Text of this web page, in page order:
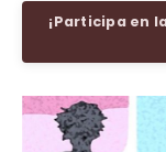
¡Participa en